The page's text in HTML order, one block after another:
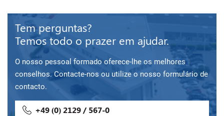
Tem perguntas?
Temos todo o prazer em ajudar.
O nosso pessoal formado oferece-lhe os melhores
conselhos. Contacte-nos ou utilize o nosso formulário de
contacto.
+49 (0) 2129 / 567-0